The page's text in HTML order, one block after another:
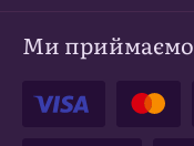
Ми приймаємо